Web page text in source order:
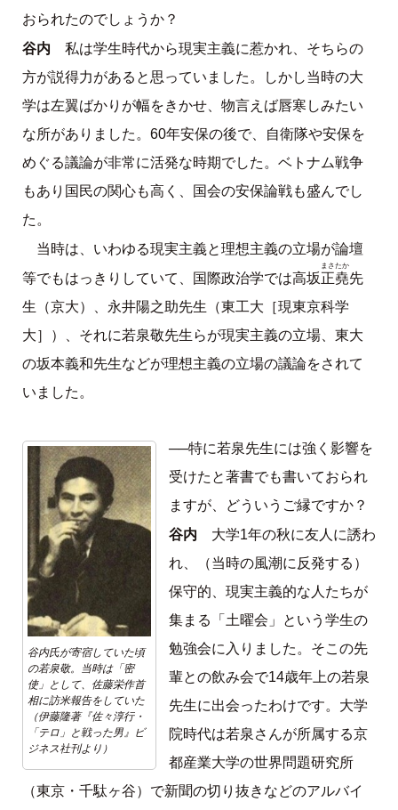
おられたのでしょうか？
谷内 私は学生時代から現実主義に惹かれ、そちらの
方が説得力があると思っていました。しかし当時の大
学は左翼ばかりが幅をきかせ、物言えば唇寒しみたい
な所がありました。60年安保の後で、自衛隊や安保を
めぐる議論が非常に活発な時期でした。ベトナム戦争
もあり国民の関心も高く、国会の安保論戦も盛んでし
た。
当時は、いわゆる現実主義と理想主義の立場が論壇
等でもはっきりしていて、国際政治学では高坂正堯
まさたか
先
生（京大）、永井陽之助先生（東工大［現東京科学
大］）、それに若泉敬先生らが現実主義の立場、東大
の坂本義和先生などが理想主義の立場の議論をされて
いました。
谷内氏が寄宿していた頃
の若泉敬。当時は「密
使」として、佐藤栄作首
相に訪米報告をしていた
（伊藤隆著『佐々淳行・
「テロ」と戦った男』ビ
ジネス社刊より）
──特に若泉先生には強く影響を
受けたと著書でも書いておられ
ますが、どういうご縁ですか？
谷内 大学1年の秋に友人に誘わ
れ、（当時の風潮に反発する）
保守的、現実主義的な人たちが
集まる「土曜会」という学生の
勉強会に入りました。そこの先
輩との飲み会で14歳年上の若泉
先生に出会ったわけです。大学
院時代は若泉さんが所属する京
都産業大学の世界問題研究所
（東京・千駄ヶ谷）で新聞の切り抜きなどのアルバイ